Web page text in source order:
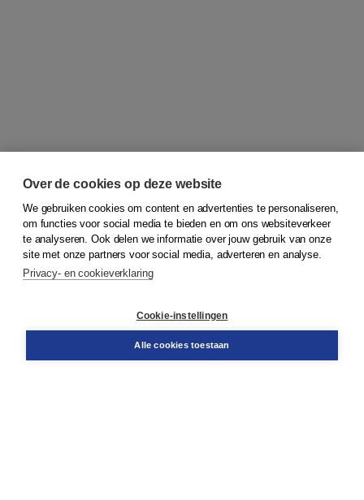
© 2026Koninklijke Boom uitgevers
Bestellen
Over de cookies op deze website
We gebruiken cookies om content en advertenties te personaliseren,
om functies voor social media te bieden en om ons websiteverkeer
te analyseren. Ook delen we informatie over jouw gebruik van onze
site met onze partners voor social media, adverteren en analyse.
Privacy- en cookieverklaring
Cookie-instellingen
Alle cookies toestaan